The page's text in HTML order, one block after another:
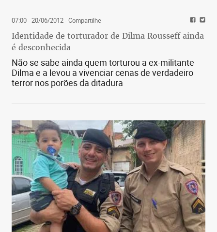
07:00 - 20/06/2012- Compartilhe
Identidade de torturador de Dilma Rousseff ainda
é desconhecida
Não se sabe ainda quem torturou a ex-militante
Dilma e a levou a vivenciar cenas de verdadeiro
terror nos porões da ditadura